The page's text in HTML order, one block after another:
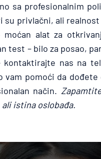
sa profesionalnim
su privlačni, ali realnost
moćan alat za
test – bilo za posao,
nas na
vam pomoći da
način.
istina oslobađa.